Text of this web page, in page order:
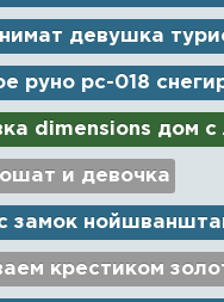
девушка
руно рс-018
dimensions дом с
и девочка
замок
крестиком